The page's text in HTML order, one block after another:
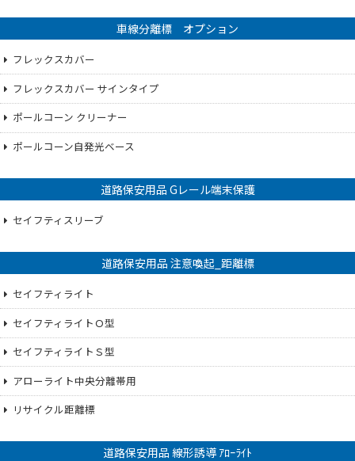
車線分離標 オプション
フレックスカバー
フレックスカバー サインタイプ
ポールコーン クリーナー
ポールコーン自発光ベース
道路保安用品 Gレール端末保護
セイフティスリーブ
道路保安用品 注意喚起_距離標
セイフティライト
セイフティライトＯ型
セイフティライトＳ型
アローライト中央分離帯用
リサイクル距離標
道路保安用品 線形誘導 ｱﾛｰﾗｲﾄ